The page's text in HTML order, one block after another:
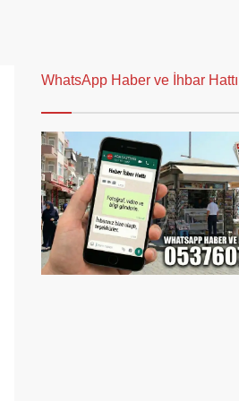
WhatsApp Haber ve İhbar Hattı